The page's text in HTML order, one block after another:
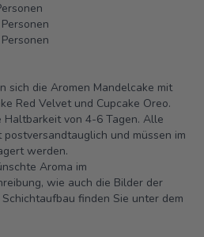
sich die Aromen Mandelcake mit
Red Velvet und Cupcake Oreo.
Haltbarkeit von 4-6 Tagen. Alle
und müssen im
werden.
Aroma im
wie auch die Bilder der
finden Sie unter dem